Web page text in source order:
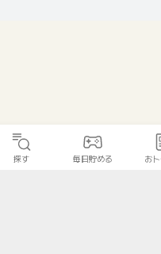
探す 毎日貯める お